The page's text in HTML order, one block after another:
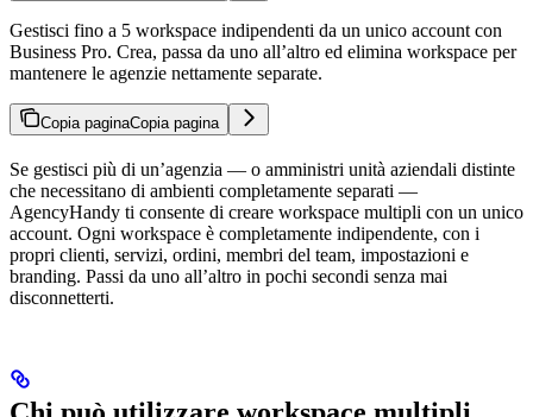
Gestisci fino a 5 workspace indipendenti da un unico account con
Business Pro. Crea, passa da uno all’altro ed elimina workspace per
mantenere le agenzie nettamente separate.
Copia paginaCopia pagina
Se gestisci più di un’agenzia — o amministri unità aziendali distinte
che necessitano di ambienti completamente separati —
AgencyHandy ti consente di creare workspace multipli con un unico
account. Ogni workspace è completamente indipendente, con i
propri clienti, servizi, ordini, membri del team, impostazioni e
branding. Passi da uno all’altro in pochi secondi senza mai
disconnetterti.